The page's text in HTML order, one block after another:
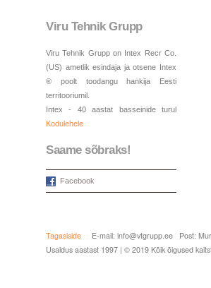
Viru Tehnik Grupp
Viru Tehnik Grupp on Intex Recr Co.
(US) ametlik esindaja ja otsene Intex
® poolt toodangu hankija Eesti
territooriumil.
Intex - 40 aastat basseinide turul
Kodulehele
Saame sõbraks!
Facebook
Tagasiside E-mail: info@vtgrupp.ee Post:
Usaldus aastast 1997 | © 2019 Kõik õigused